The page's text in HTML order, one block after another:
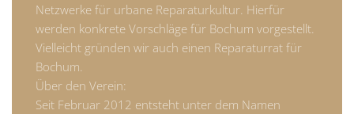
Netzwerke für urbane Reparaturkultur. Hierfür
werden konkrete Vorschläge für Bochum vorgestellt.
Vielleicht gründen wir auch einen Reparaturrat für
Bochum.
Über den Verein:
Seit Februar 2012 entsteht unter dem Namen